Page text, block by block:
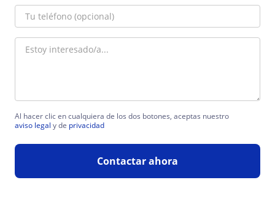
Al hacer clic en cualquiera de los dos botones, aceptas nuestro
aviso legal y de privacidad
Contactar ahora